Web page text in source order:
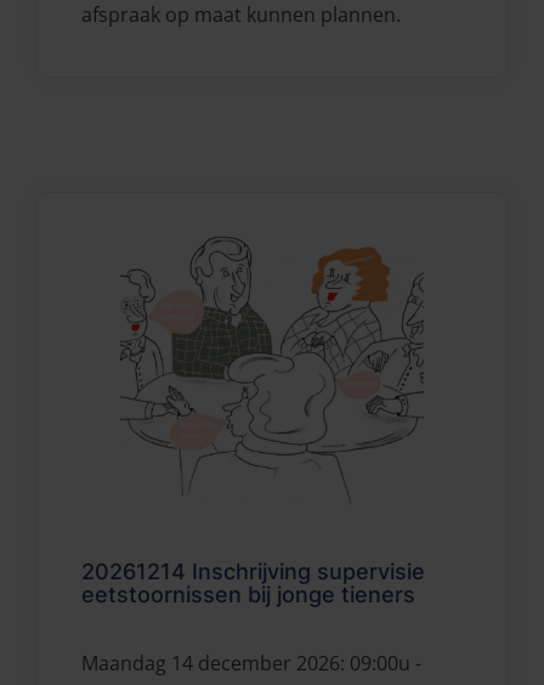
afspraak op maat kunnen plannen.
20261214 Inschrijving supervisie
eetstoornissen bij jonge tieners
Maandag 14 december 2026: 09:00u -